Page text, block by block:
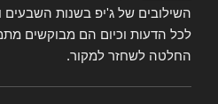
השילובים של ג'יפ בשנות השבעים
לכל הדעות וכיום הם מבוקשים
החלטה לשחזר למקור.